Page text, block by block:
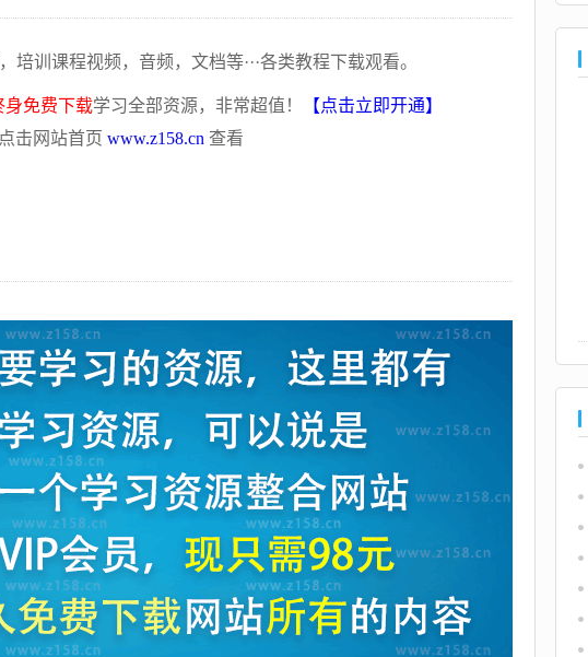
训课程视频，音频，文档等···各类教程下载观看。
身免费下载学习全部资源，非常超值！
【点击立即开通】
击网站首页 www.z158.cn 查看